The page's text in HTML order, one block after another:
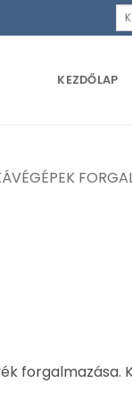
KEZDŐLAP
forgalmazása.